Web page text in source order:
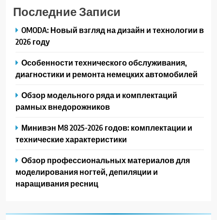
Последние Записи
OMODA: Новый взгляд на дизайн и технологии в
2026 году
Особенности технического обслуживания,
диагностики и ремонта немецких автомобилей
Обзор модельного ряда и комплектаций
рамных внедорожников
Минивэн M8 2025-2026 годов: комплектации и
технические характеристики
Обзор профессиональных материалов для
моделирования ногтей, депиляции и
наращивания ресниц